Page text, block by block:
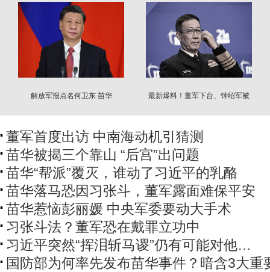
解放军报点名何卫东 苗华
最新爆料！董军下台、钟绍军被
董军首度出访 中南海动机引猜测
苗华被揭三个靠山 “后宫”出问题
苗华“帮派”覆灭，谁动了习近平的乳酪
苗华落马恐因习张斗，董军露面难保平安
苗华惹恼彭丽媛 中央军委要动大手术
习张斗法？董军恐在戴罪立功中
习近平突然“挥泪斩马谡”仍有可能对他…
国防部为何率先发布苗华事件？暗含3大重